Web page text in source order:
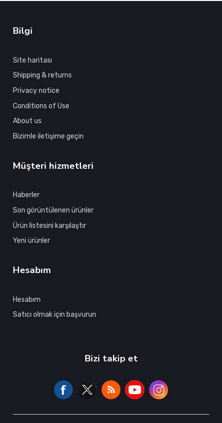
Bilgi
Site haritası
Shipping & returns
Privacy notice
Conditions of Use
About us
Bizimle iletişime geçin
Müşteri hizmetleri
Haberler
Son görüntülenen ürünler
Ürün listesini karşılaştır
Yeni ürünler
Hesabım
Hesabım
Satıcı olmak için başvurun
Bizi takip et